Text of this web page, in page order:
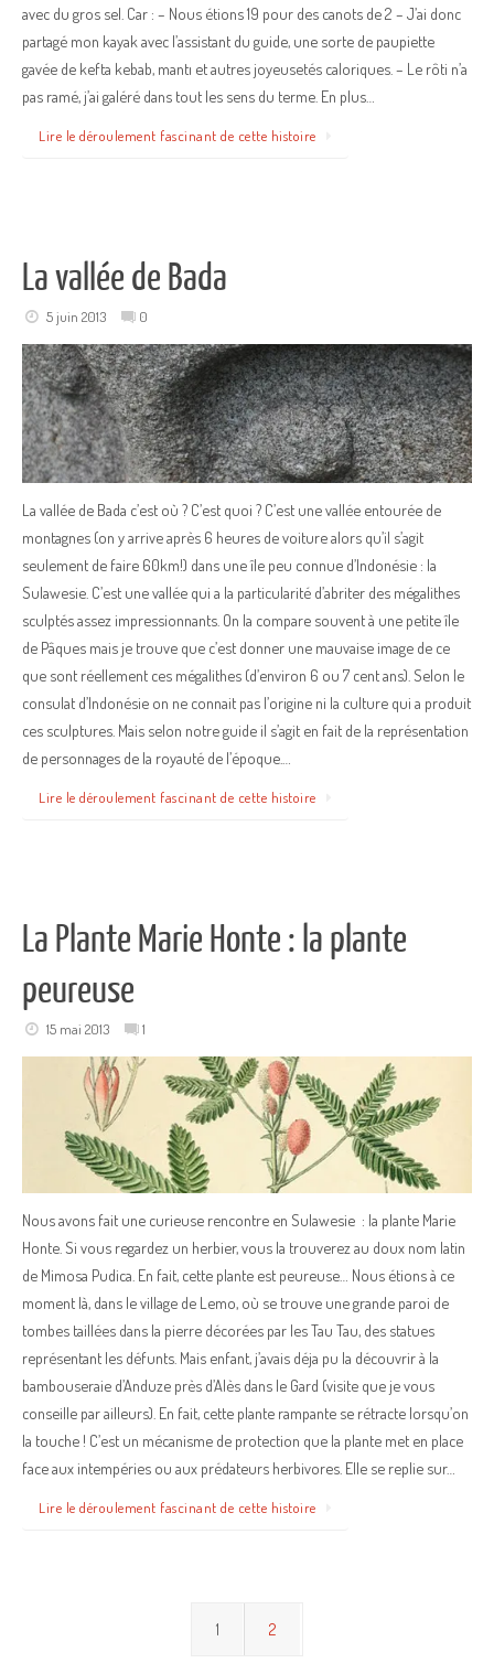
avec du gros sel. Car : – Nous étions 19 pour des canots de 2 – J’ai donc
partagé mon kayak avec l’assistant du guide, une sorte de paupiette
gavée de kefta kebab, mantı et autres joyeusetés caloriques. – Le rôti n’a
pas ramé, j’ai galéré dans tout les sens du terme. En plus…
Lire le déroulement fascinant de cette histoire
La vallée de Bada
5 juin 2013 0
La vallée de Bada c’est où ? C’est quoi ? C’est une vallée entourée de
montagnes (on y arrive après 6 heures de voiture alors qu’il s’agit
seulement de faire 60km!) dans une île peu connue d’Indonésie : la
Sulawesie. C’est une vallée qui a la particularité d’abriter des mégalithes
sculptés assez impressionnants. On la compare souvent à une petite île
de Pâques mais je trouve que c’est donner une mauvaise image de ce
que sont réellement ces mégalithes (d’environ 6 ou 7 cent ans). Selon le
consulat d’Indonésie on ne connait pas l’origine ni la culture qui a produit
ces sculptures. Mais selon notre guide il s’agit en fait de la représentation
de personnages de la royauté de l’époque.…
Lire le déroulement fascinant de cette histoire
La Plante Marie Honte : la plante
peureuse
15 mai 2013 1
Nous avons fait une curieuse rencontre en Sulawesie : la plante Marie
Honte. Si vous regardez un herbier, vous la trouverez au doux nom latin
de Mimosa Pudica. En fait, cette plante est peureuse… Nous étions à ce
moment là, dans le village de Lemo, où se trouve une grande paroi de
tombes taillées dans la pierre décorées par les Tau Tau, des statues
représentant les défunts. Mais enfant, j’avais déja pu la découvrir à la
bambouseraie d’Anduze près d’Alès dans le Gard (visite que je vous
conseille par ailleurs). En fait, cette plante rampante se rétracte lorsqu’on
la touche ! C’est un mécanisme de protection que la plante met en place
face aux intempéries ou aux prédateurs herbivores. Elle se replie sur…
Lire le déroulement fascinant de cette histoire
1 2